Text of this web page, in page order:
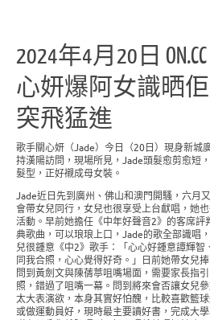
2024年4月20日
心妍爆阿女識晒
突飛猛進
歌手關心妍（Jade）今日（20日）現身新城
持漢陽訪問，現場所見，Jade頭髮愈剪愈短
髮型，正好襯成母女裝。
Jade近日先到廣州、佛山和澳門開騷，六月
會帶女兒同行，女兒也很享受上台獻唱，她
活動。早前她擔任《中年好聲音2》的客席
典歌曲，可以琅琅上口，Jade的歌全部識唱
兒很鍾意《中2》歌手：「心心好鍾意譚輝
同我合照，心心覺得好奇。」日前她帶女兒
問到黃劍文與陳蒨葶咀嘴場面，需要家長指
照，錯過了咀嘴一幕。問到將來會否讓女兒
太大表演欲，本身其實好怕醜，比較喜歡籃
或做運動員好，現時最主要讀好書，完成大